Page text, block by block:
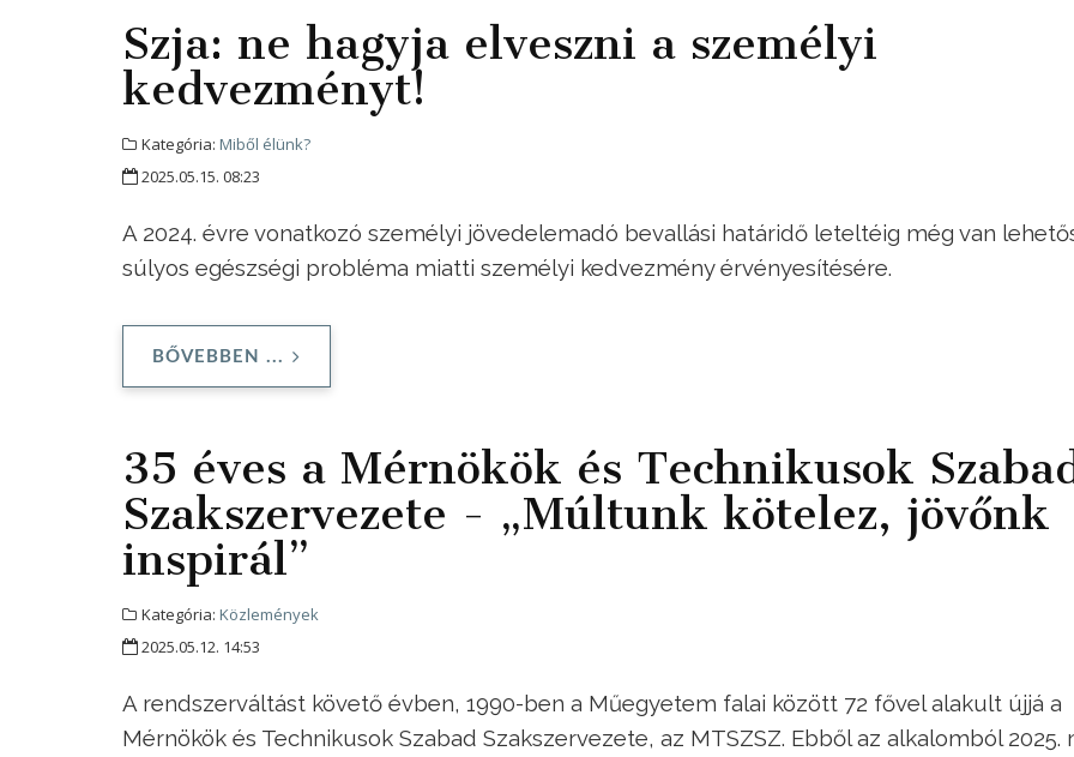
Szja: ne hagyja elveszni a személyi
kedvezményt!
Kategória: Miből élünk?
2025.05.15. 08:23
A 2024. évre vonatkozó személyi jövedelemadó bevallási határidő leteltéig még van
súlyos egészségi probléma miatti személyi kedvezmény érvényesítésére.
BŐVEBBEN ...
35 éves a Mérnökök és Technikusok
Szakszervezete - „Múltunk kötelez, jövőnk
inspirál”
Kategória: Közlemények
2025.05.12. 14:53
A rendszerváltást követő évben, 1990-ben a Műegyetem falai között 72 fővel alakult újjá a
Mérnökök és Technikusok Szabad Szakszervezete, az MTSZSZ. Ebből az alkalomból 2025.